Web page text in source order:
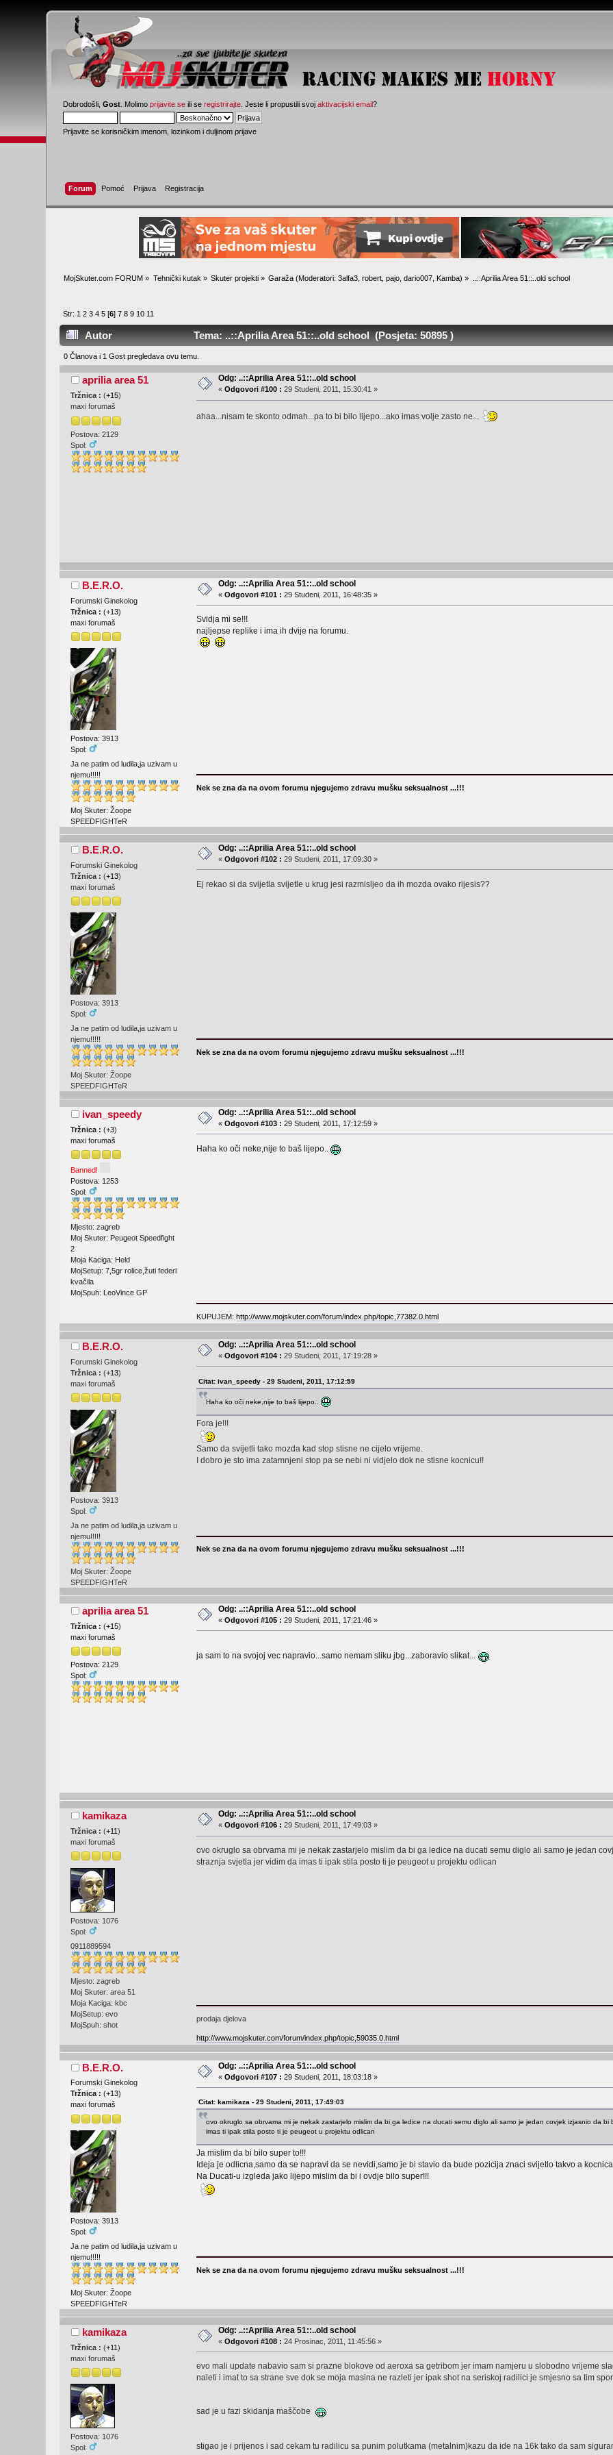
Dobrodošli,Gost . Molimoprijavite se ili seregistrirajte . Jeste li propustili svojaktivacijski email?
Prijavite se korisničkim imenom, lozinkom i duljinom prijave
Forum Pomoć Prijava Registracija
MojSkuter.com FORUM » Tehnički kutak » Skuter projekti » Garaža (Moderatori:3alfa3 ,robert ,pajo ,dario007 Kamba) » ..::Aprilia Area 51::..old school
Str: 1 2 3 4 5 [6]7 8 9 10 11
Autor Tema: ..::Aprilia Area 51::..old school (Posjeta: 50895 )
0 Članova i 1 Gost pregledava ovu temu.
aprilia area 51
Tržnica :(+15)
maxi forumaš
Postova: 2129
Spol:
Odg: ..::Aprilia Area 51::..old school
«Odgovori #100 : 29 Studeni, 2011, 15:30:41 »
ahaa...nisam te skonto odmah...pa to bi bilo lijepo...ako imas volje zasto ne...
B.E.R.O.
Forumski Ginekolog
Tržnica :(+13)
maxi forumaš
Postova: 3913
Spol:
Ja ne patim od ludila,ja uzivam u
njemu!!!!!
Moj Skuter: Žoope
SPEEDFIGHTeR
Odg: ..::Aprilia Area 51::..old school
«Odgovori #101 : 29 Studeni, 2011, 16:48:35 »
Svidja mi se!!!
najljepse replike i ima ih dvije na forumu.
Nek se zna da na ovom forumu njegujemo zdravu mušku seksualnost ...!!!
B.E.R.O.
Forumski Ginekolog
Tržnica :(+13)
maxi forumaš
Postova: 3913
Spol:
Ja ne patim od ludila,ja uzivam u
njemu!!!!!
Moj Skuter: Žoope
SPEEDFIGHTeR
Odg: ..::Aprilia Area 51::..old school
«Odgovori #102 : 29 Studeni, 2011, 17:09:30 »
Ej rekao si da svijetla svijetle u krug jesi razmisljeo da ih mozda ovako rijesis??
Nek se zna da na ovom forumu njegujemo zdravu mušku seksualnost ...!!!
ivan_speedy
Tržnica :(+3)
maxi forumaš
Banned!
Postova: 1253
Spol:
Mjesto: zagreb
Moj Skuter: Peugeot Speedfight
2
Moja Kaciga: Held
MojSetup: 7,5gr rolice,žuti federi
kvačila
MojSpuh: LeoVince GP
Odg: ..::Aprilia Area 51::..old school
«Odgovori #103 : 29 Studeni, 2011, 17:12:59 »
Haha ko oči neke,nije to baš lijepo..
KUPUJEM: http://www.mojskuter.com/forum/index.php/topic,77382.0.html
B.E.R.O.
Forumski Ginekolog
Tržnica :(+13)
maxi forumaš
Postova: 3913
Spol:
Ja ne patim od ludila,ja uzivam u
njemu!!!!!
Moj Skuter: Žoope
SPEEDFIGHTeR
Odg: ..::Aprilia Area 51::..old school
«Odgovori #104 : 29 Studeni, 2011, 17:19:28 »
Citat: ivan_speedy - 29 Studeni, 2011, 17:12:59
Haha ko oči neke,nije to baš lijepo..
Fora je!!!
Samo da svijetli tako mozda kad stop stisne ne cijelo vrijeme.
I dobro je sto ima zatamnjeni stop pa se nebi ni vidjelo dok ne stisne kocnicu!!
Nek se zna da na ovom forumu njegujemo zdravu mušku seksualnost ...!!!
aprilia area 51
Tržnica :(+15)
maxi forumaš
Postova: 2129
Spol:
Odg: ..::Aprilia Area 51::..old school
«Odgovori #105 : 29 Studeni, 2011, 17:21:46 »
ja sam to na svojoj vec napravio...samo nemam sliku jbg...zaboravio slikat...
kamikaza
Tržnica :(+11)
maxi forumaš
Postova: 1076
Spol:
0911889594
Mjesto: zagreb
Moj Skuter: area 51
Moja Kaciga: kbc
MojSetup: evo
MojSpuh: shot
Odg: ..::Aprilia Area 51::..old school
«Odgovori #106 : 29 Studeni, 2011, 17:49:03 »
ovo okruglo sa obrvama mi je nekak zastarjelo mislim da bi ga ledice na ducati semu diglo ali samo je jedan
straznja svjetla jer vidim da imas ti ipak stila posto ti je peugeot u projektu odlican
prodaja djelova
http://www.mojskuter.com/forum/index.php/topic,59035.0.html
B.E.R.O.
Forumski Ginekolog
Tržnica :(+13)
maxi forumaš
Postova: 3913
Spol:
Ja ne patim od ludila,ja uzivam u
njemu!!!!!
Moj Skuter: Žoope
SPEEDFIGHTeR
Odg: ..::Aprilia Area 51::..old school
«Odgovori #107 : 29 Studeni, 2011, 18:03:18 »
Citat: kamikaza - 29 Studeni, 2011, 17:49:03
ovo okruglo sa obrvama mi je nekak zastarjelo mislim da bi ga ledice na ducati semu diglo ali samo je jedan covjek izjasnio da
imas ti ipak stila posto ti je peugeot u projektu odlican
Ja mislim da bi bilo super to!!!
Ideja je odlicna,samo da se napravi da se nevidi,samo je bi stavio da bude pozicija znaci svijetlo takvo a
Na Ducati-u izgleda jako lijepo mislim da bi i ovdje bilo super!!!
Nek se zna da na ovom forumu njegujemo zdravu mušku seksualnost ...!!!
kamikaza
Tržnica :(+11)
maxi forumaš
Postova: 1076
Spol:
Odg: ..::Aprilia Area 51::..old school
«Odgovori #108 : 24 Prosinac, 2011, 11:45:56 »
evo mali update nabavio sam si prazne blokove od aeroxa sa getribom jer imam namjeru u slobodno vrijeme
naleti i imat to sa strane sve dok se moja masina ne razleti jer ipak shot na seriskoj radilici je smjesno sa tim
sad je u fazi skidanja maščobe
stigao je i prijenos i sad cekam tu radilicu sa punim polutkama (metalnim)kazu da ide na 16k tako da sam